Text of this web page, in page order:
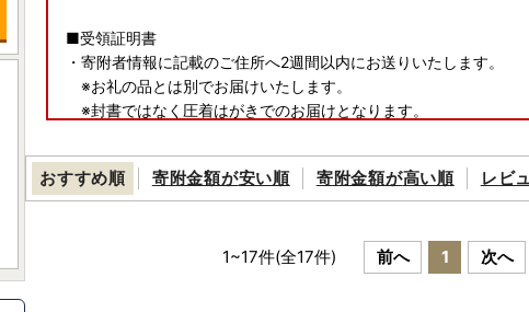
■受領証明書
・寄附者情報に記載のご住所へ2週間以内にお送りいたします。
※お礼の品とは別でお届けいたします。
※封書ではなく圧着はがきでのお届けとなります。
■ワンストップ特例申請書
・寄附者様情報に記載のご住所へ2週間以内にお送りいたします。
・申請書に必要項目を記載の上、ご返送またはオンラインでの申
※お礼の品とは別でお届けいたします。
おすすめ順 寄附金額が安い順 寄附金額が高い順 レビ
1~17件(全17件) 前へ 1 次へ